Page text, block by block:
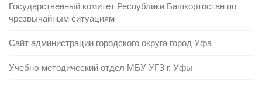
Государственный комитет Республики Башкортостан по
чрезвычайным ситуациям
Сайт администрации городского округа город Уфа
Учебно-методический отдел МБУ УГЗ г. Уфы